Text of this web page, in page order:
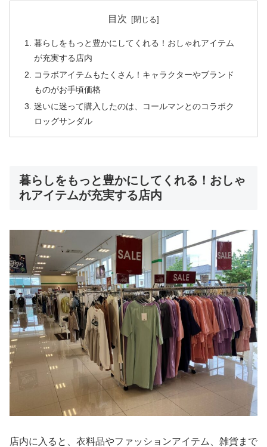
目次
暮らしをもっと豊かにしてくれる！おしゃれアイテム
が充実する店内
コラボアイテムもたくさん！キャラクターやブランド
ものがお手頃価格
迷いに迷って購入したのは、コールマンとのコラボク
ロッグサンダル
暮らしをもっと豊かにしてくれる！おしゃ
れアイテムが充実する店内
店内に入ると、衣料品やファッションアイテム、雑貨まで